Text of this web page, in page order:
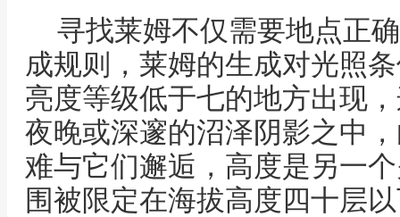
寻找莱姆不仅需要地点正
成规则，莱姆的生成对光照
亮度等级低于七的地方出现
夜晚或深邃的沼泽阴影之中
难与它们邂逅，高度是另一
围被限定在海拔高度四十层